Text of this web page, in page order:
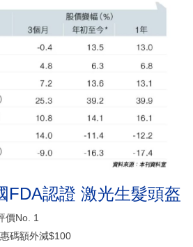
FDA認證 激光生髮頭盔
價No. 1
碼額外減$100